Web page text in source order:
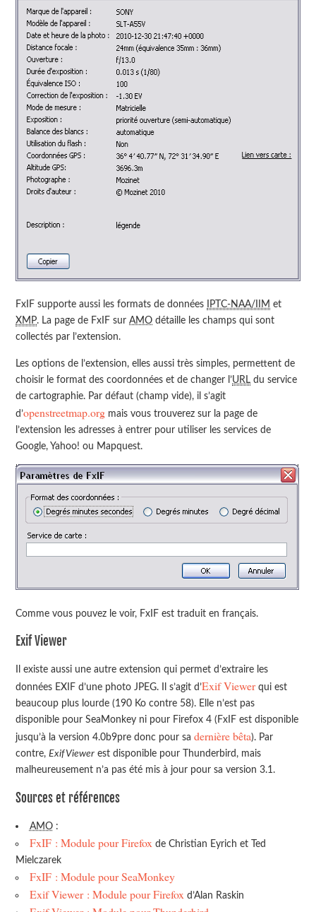
FxIF supporte aussi les formats de données IPTC-NAA/IIM et
XMP. La page de FxIF surAMO détaille les champs qui sont
collectés par l’extension.
Les options de l’extension, elles aussi très simples, permettent de
choisir le format des coordonnées et de changer l’URL du service
de cartographie. Par défaut (champ vide), il s’agit
d’openstreetmap.org mais vous trouverez sur la page de
l’extension les adresses à entrer pour utiliser les services de
Google, Yahoo! ou Mapquest.
Comme vous pouvez le voir, FxIF est traduit en français.
Exif Viewer
Il existe aussi une autre extension qui permet d’extraire les
données EXIF d’une photo JPEG. Il s’agit d’Exif Viewerqui est
beaucoup plus lourde (190 Ko contre 58). Elle n’est pas
disponible pour SeaMonkey ni pour Firefox 4 (FxIF est disponible
jusqu’à la version 4.0b9pre donc pour sadernière bêta). Par
contre,Exif Viewer est disponible pour Thunderbird, mais
malheureusement n’a pas été mis à jour pour sa version 3.1.
Sources et références
AMO:
FxIF : Module pour Firefoxde Christian Eyrich et Ted
Mielczarek
FxIF : Module pour SeaMonkey
Exif Viewer : Module pour Firefoxd’Alan Raskin